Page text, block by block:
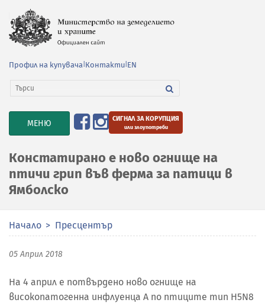
Профил на купувача Контакти EN
TOGGLE
NAVIGATION
МЕНЮ СИГНАЛ ЗА КОРУПЦИЯ
или злоупотреби
Констатирано е ново огнище на
птичи грип във ферма за патици в
Ямболско
Начало Пресцентър
05 Април 2018
На 4 април е потвърдено ново огнище на
високопатогенна инфлуенца A по птиците тип H5N8